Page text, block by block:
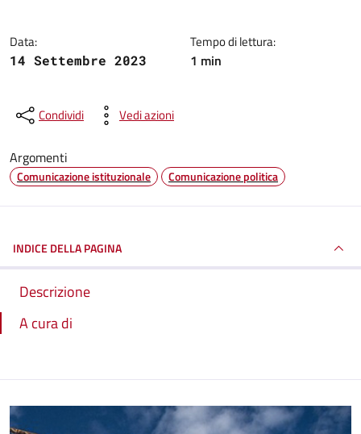
Data:
14 Settembre 2023
Tempo di lettura:
1 min
Condividi Vedi azioni
Argomenti
Comunicazione istituzionale Comunicazione politica
INDICE DELLA PAGINA
Descrizione
A cura di